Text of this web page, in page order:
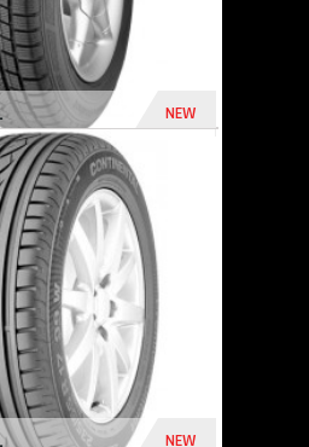
NEW
1 040 Dhs
NEW